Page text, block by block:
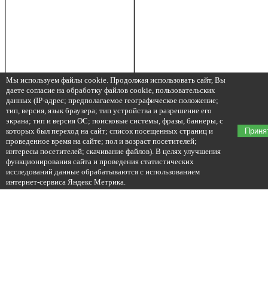
Мы используем файлы cookie. Продолжая использовать сайт, Вы
даете согласие на обработку файлов cookie, пользовательских
данных (IP-адрес; предполагаемое географическое положение;
тип, версия, язык браузера; тип устройства и разрешение его
экрана; тип и версия ОС; поисковые системы, фразы, баннеры, с
которых был переход на сайт; список посещенных страниц и
проведенное время на сайте; пол и возраст посетителей;
интересы посетителей; скачивание файлов). В целях улучшения
функционирования сайта и проведения статистических
исследований данные обрабатываются с использованием
интернет-сервиса Яндекс Метрика.